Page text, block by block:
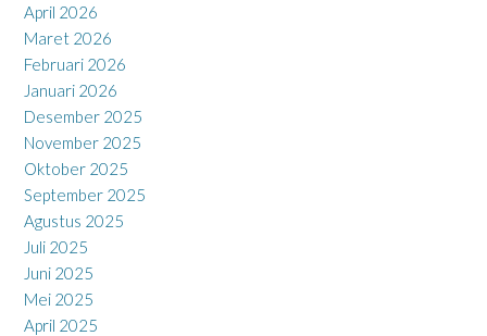
April 2026
Maret 2026
Februari 2026
Januari 2026
Desember 2025
November 2025
Oktober 2025
September 2025
Agustus 2025
Juli 2025
Juni 2025
Mei 2025
April 2025